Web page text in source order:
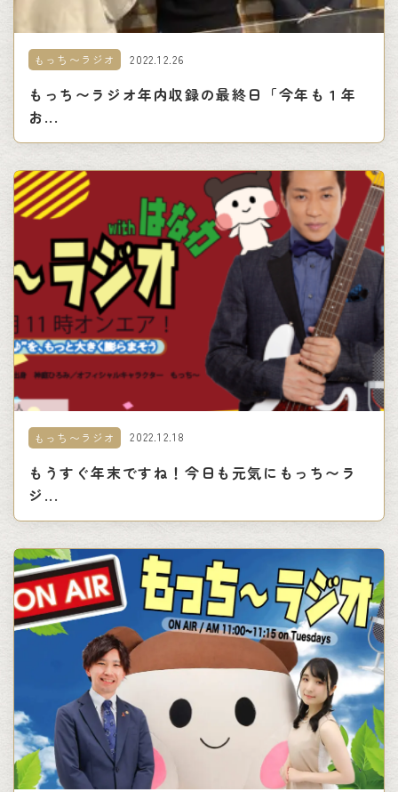
もっち〜ラジオ 2022.12.26
もっち〜ラジオ年内収録の最終日「今年も１年
お...
もっち〜ラジオ 2022.12.18
もうすぐ年末ですね！今日も元気にもっち〜ラ
ジ...